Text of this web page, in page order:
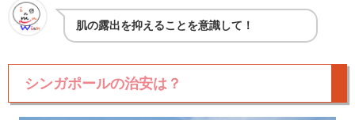
肌の露出を抑えることを意識して！
シンガポールの治安は？